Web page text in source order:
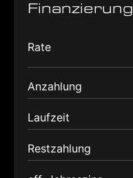
Finanzierung
Rate
Anzahlung
Laufzeit
Restzahlung